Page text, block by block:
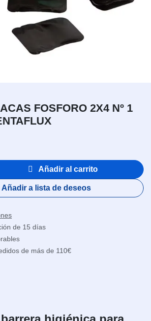
FOSFORO 2X4 Nº 1
Añadir al carrito
Añadir a lista de deseos
de 15 días
de más de 110€